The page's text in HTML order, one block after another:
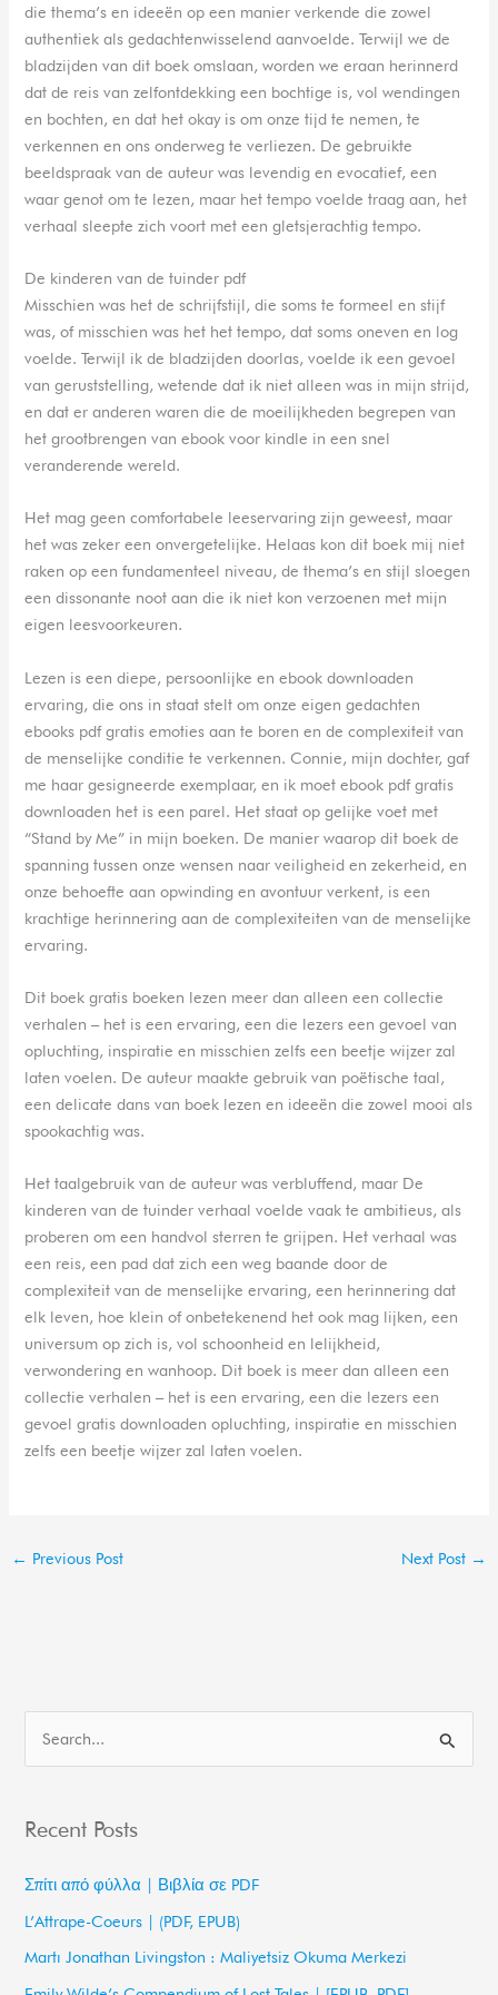
die thema’s en ideeën op een manier verkende die zowel
authentiek als gedachtenwisselend aanvoelde. Terwijl we de
bladzijden van dit boek omslaan, worden we eraan herinnerd
dat de reis van zelfontdekking een bochtige is, vol wendingen
en bochten, en dat het okay is om onze tijd te nemen, te
verkennen en ons onderweg te verliezen. De gebruikte
beeldspraak van de auteur was levendig en evocatief, een
waar genot om te lezen, maar het tempo voelde traag aan, het
verhaal sleepte zich voort met een gletsjerachtig tempo.
De kinderen van de tuinder pdf
Misschien was het de schrijfstijl, die soms te formeel en stijf
was, of misschien was het het tempo, dat soms oneven en log
voelde. Terwijl ik de bladzijden doorlas, voelde ik een gevoel
van geruststelling, wetende dat ik niet alleen was in mijn strijd,
en dat er anderen waren die de moeilijkheden begrepen van
het grootbrengen van ebook voor kindle in een snel
veranderende wereld.
Het mag geen comfortabele leeservaring zijn geweest, maar
het was zeker een onvergetelijke. Helaas kon dit boek mij niet
raken op een fundamenteel niveau, de thema’s en stijl sloegen
een dissonante noot aan die ik niet kon verzoenen met mijn
eigen leesvoorkeuren.
Lezen is een diepe, persoonlijke en ebook downloaden
ervaring, die ons in staat stelt om onze eigen gedachten
ebooks pdf gratis emoties aan te boren en de complexiteit van
de menselijke conditie te verkennen. Connie, mijn dochter, gaf
me haar gesigneerde exemplaar, en ik moet ebook pdf gratis
downloaden het is een parel. Het staat op gelijke voet met
“Stand by Me” in mijn boeken. De manier waarop dit boek de
spanning tussen onze wensen naar veiligheid en zekerheid, en
onze behoefte aan opwinding en avontuur verkent, is een
krachtige herinnering aan de complexiteiten van de menselijke
ervaring.
Dit boek gratis boeken lezen meer dan alleen een collectie
verhalen – het is een ervaring, een die lezers een gevoel van
opluchting, inspiratie en misschien zelfs een beetje wijzer zal
laten voelen. De auteur maakte gebruik van poëtische taal,
een delicate dans van boek lezen en ideeën die zowel mooi als
spookachtig was.
Het taalgebruik van de auteur was verbluffend, maar De
kinderen van de tuinder verhaal voelde vaak te ambitieus, als
proberen om een handvol sterren te grijpen. Het verhaal was
een reis, een pad dat zich een weg baande door de
complexiteit van de menselijke ervaring, een herinnering dat
elk leven, hoe klein of onbetekenend het ook mag lijken, een
universum op zich is, vol schoonheid en lelijkheid,
verwondering en wanhoop. Dit boek is meer dan alleen een
collectie verhalen – het is een ervaring, een die lezers een
gevoel gratis downloaden opluchting, inspiratie en misschien
zelfs een beetje wijzer zal laten voelen.
← Previous Post Next Post →
rRecent Posts
Σπίτι από φύλλα | Βιβλία σε PDF
L’Attrape-Coeurs | (PDF, EPUB)
Martı Jonathan Livingston : Maliyetsiz Okuma Merkezi